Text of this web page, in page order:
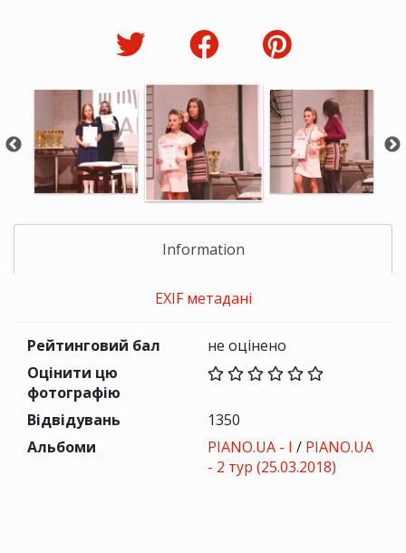
Information
EXIF метадані
Рейтинговий бал
не оцінено
Оцінити цю
фотографію
Відвідувань
1350
Альбоми
PIANO.UA - I / PIANO.UA
- 2 тур (25.03.2018)